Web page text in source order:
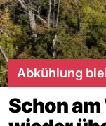
Abkühlung
Schon